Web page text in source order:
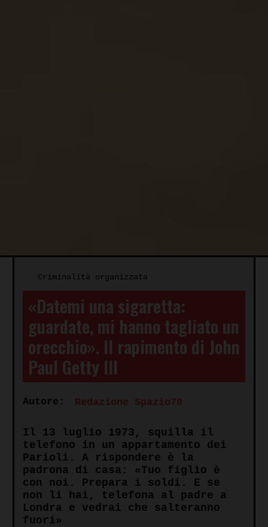
Criminalità organizzata
«Datemi una sigaretta:
guardate, mi hanno tagliato un
orecchio». Il rapimento di John
Paul Getty III
Autore: Redazione Spazio70
Il 13 luglio 1973, squilla il
telefono in un appartamento dei
Parioli. A rispondere è la
padrona di casa: «Tuo figlio è
con noi. Prepara i soldi. E se
non li hai, telefona al padre a
Londra e vedrai che salteranno
fuori»